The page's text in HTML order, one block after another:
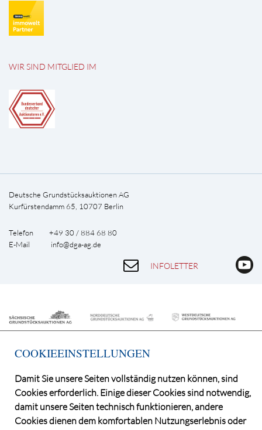
WIR SIND MITGLIED IM
Deutsche Grundstücksauktionen AG
Kurfürstendamm 65, 10707 Berlin
Telefon +49 30 / 884 68 80
E-Mail info@dga-ag.de
INFOLETTER
©2026 Deutsche Grundstücksauktionen AG
CONSENT MANAGER
KATALOGBEZUG
COOKIEEINSTELLUNGEN
Damit Sie unsere Seiten vollständig nutzen können, sind
Cookies erforderlich. Einige dieser Cookies sind notwendig,
damit unsere Seiten technisch funktionieren, andere
Cookies dienen dem komfortablen Nutzungserlebnis oder